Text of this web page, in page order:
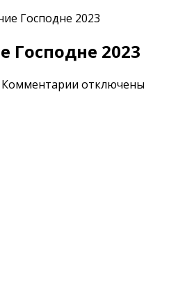
Господне 2023
Господне 2023
Комментарии котключены